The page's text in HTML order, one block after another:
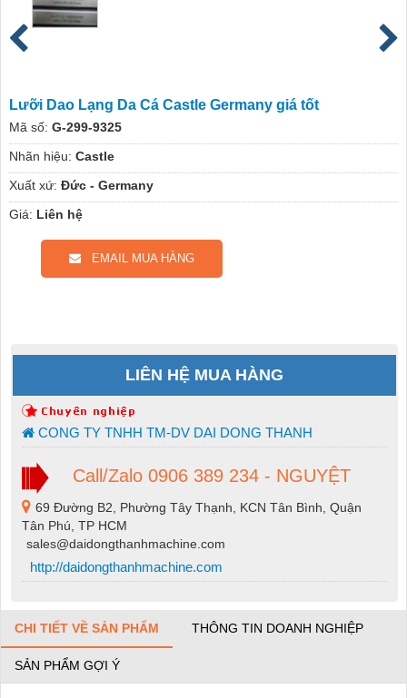
Lưỡi Dao Lạng Da Cá Castle Germany giá tốt
Mã số: G-299-9325
Nhãn hiệu: Castle
Xuất xứ: Đức - Germany
Giá: Liên hệ
EMAIL MUA HÀNG
LIÊN HỆ MUA HÀNG
CONG TY TNHH TM-DV DAI DONG THANH
Call/Zalo 0906 389 234 - NGUYỆT
69 Đường B2, Phường Tây Thạnh, KCN Tân Bình, Quận
Tân Phú, TP HCM
sales@daidongthanhmachine.com
http://daidongthanhmachine.com
CHI TIẾT VỀ SẢN PHẨM THÔNG TIN DOANH NGHIỆP
SẢN PHẨM GỢI Ý